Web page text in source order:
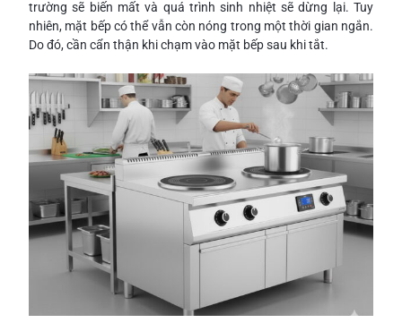
trường sẽ biến mất và quá trình sinh nhiệt sẽ dừng lại. Tuy
nhiên, mặt bếp có thể vẫn còn nóng trong một thời gian ngắn.
Do đó, cần cẩn thận khi chạm vào mặt bếp sau khi tắt.